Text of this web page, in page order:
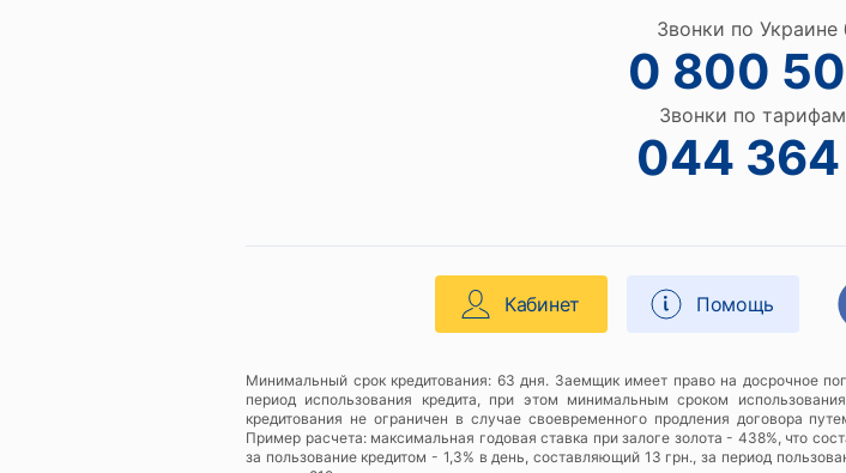
Звонки по Украине
0 800
Звонки по
044 364
Кабинет Помощь
Минимальный срок кредитования: 63 дня. Заемщик имеет право на досрочное
период использования кредита, при этом минимальным сроком
кредитования не ограничен в случае своевременного продления договора
Пример расчета: максимальная годовая ставка при залоге золота - 438%, что
за пользование кредитом - 1,3% в день, составляющий 13 грн., за период